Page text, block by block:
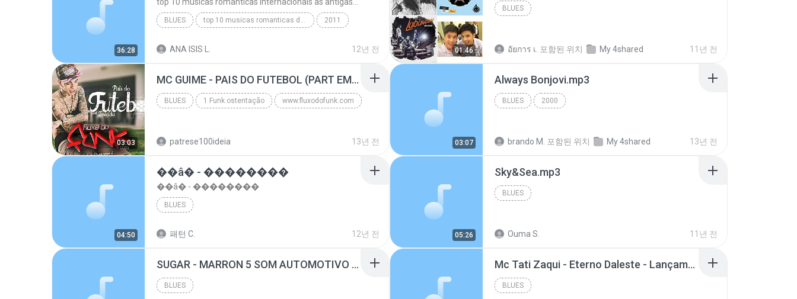
36:28
BLUES top 10 musicas romanticas dj valmir santos pitanga pr 2011
ANA ISIS L. 12년 전 01:46
BLUES
อัยการ เ. 포함된 위치 My 4shared 11년 전
03:03
MC GUIME - PAIS DO FUTEBOL (PART EMICIDA) 2014.mp3
BLUES 1 Funk ostentação www.fluxodofunk.com
patrese100ideia 13년 전 03:07
Always Bonjovi.mp3
BLUES 2000
brando M. 포함된 위치 My 4shared 13년 전
04:50
��â� - ��������
��â� - ��������
BLUES
패턴 C. 12년 전 05:26
Sky&Sea.mp3
BLUES
Ouma S. 11년 전
SUGAR - MARRON 5 SOM AUTOMOTIVO (DJ COTONETE BHZ).mp3
BLUES
Mc Tati Zaqui - Eterno Daleste - Lançamento 2014.mp3
BLUES